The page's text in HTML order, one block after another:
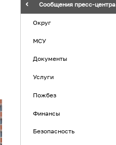
Сообщения пресс-центра
Округ
МСУ
Документы
Услуги
Пожбез
Финансы
Безопасность